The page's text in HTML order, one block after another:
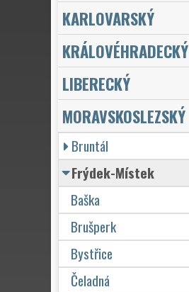
KARLOVARSKÝ
KRÁLOVÉHRADECKÝ
LIBERECKÝ
MORAVSKOSLEZSKÝ
Bruntál
Frýdek-Místek
Baška
Brušperk
Bystřice
Čeladná